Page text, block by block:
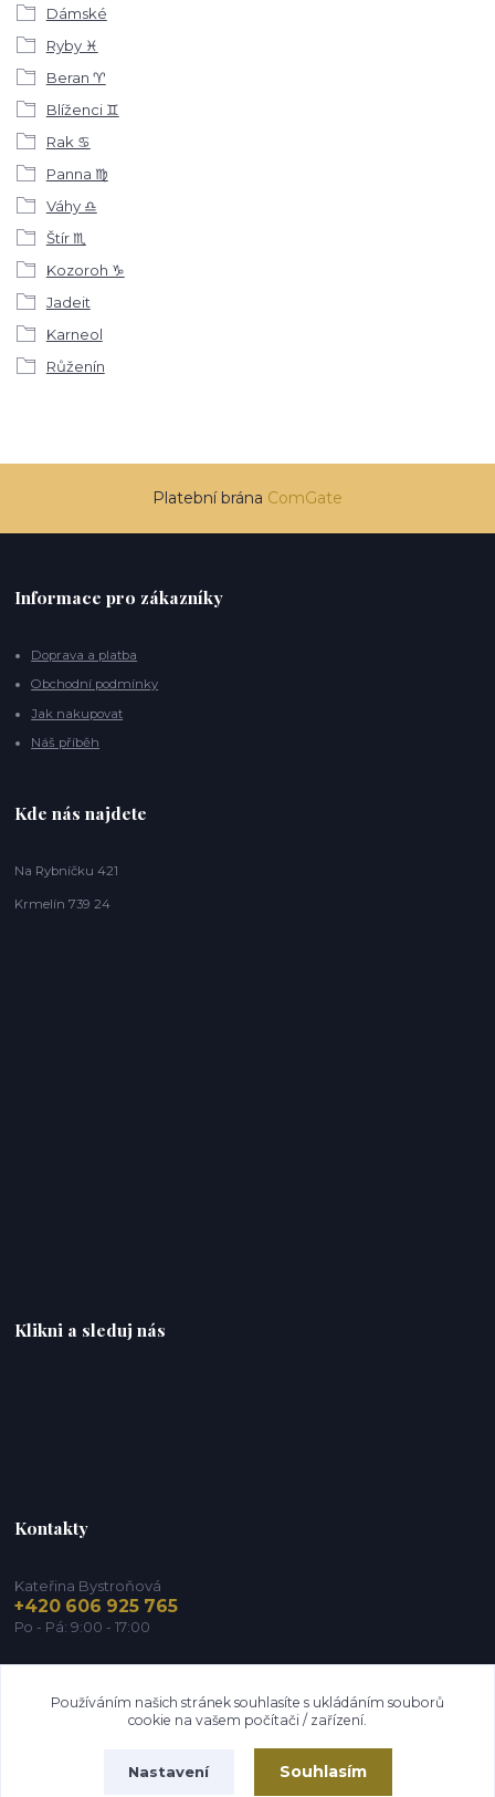
Dámské
Ryby ♓
Beran ♈
Blíženci ♊
Rak ♋
Panna ♍
Váhy ♎
Štír ♏
Kozoroh ♑
Jadeit
Karneol
Růženín
Platební brána ComGate
Informace pro zákazníky
Doprava a platba
Obchodní podmínky
Jak nakupovat
Náš příběh
Kde nás najdete
Na Rybníčku 421
Krmelín 739 24
Klikni a sleduj nás
Kontakty
Kateřina Bystroňová
+420 606 925 765
Po - Pá: 9:00 - 17:00
Používáním našich stránek souhlasíte s ukládáním souborů
cookie na vašem počítači / zařízení.
Nastavení Souhlasím